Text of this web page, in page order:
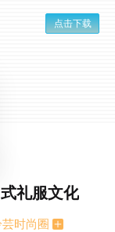
点击下载
礼服文化
时尚圈